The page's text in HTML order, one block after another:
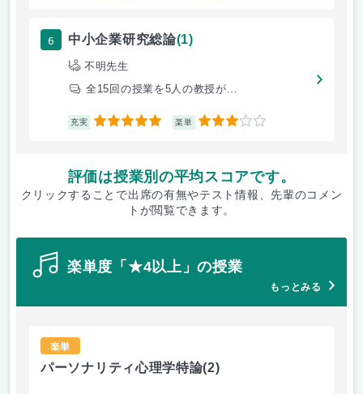
6 中小企業研究総論(1)
不明先生
全15回の授業を5人の教授が...
充実 5 楽単 3
評価は授業別の平均スコアです。
クリックすることで出席の有無やテスト情報、先輩のコメン
トが閲覧できます。
楽単度「★4以上」の授業
もっとみる
楽単
パーソナリティ心理学特論(2)